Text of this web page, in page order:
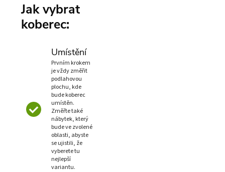
Jak vybrat
koberec:
Umístění
Prvním krokem
je vždy změřit
podlahovou
plochu, kde
bude koberec
umístěn.
Změřte také
nábytek, který
bude ve zvolené
oblasti, abyste
se ujistili, že
vyberete tu
nejlepší
variantu.